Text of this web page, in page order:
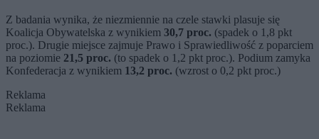
Z badania wynika, że niezmiennie na czele stawki plasuje się
Koalicja Obywatelska z wynikiem 30,7 proc. (spadek o 1,8 pkt
proc.). Drugie miejsce zajmuje Prawo i Sprawiedliwość z poparciem
na poziomie 21,5 proc. (to spadek o 1,2 pkt proc.). Podium zamyka
Konfederacja z wynikiem 13,2 proc. (wzrost o 0,2 pkt proc.)
Reklama
Reklama